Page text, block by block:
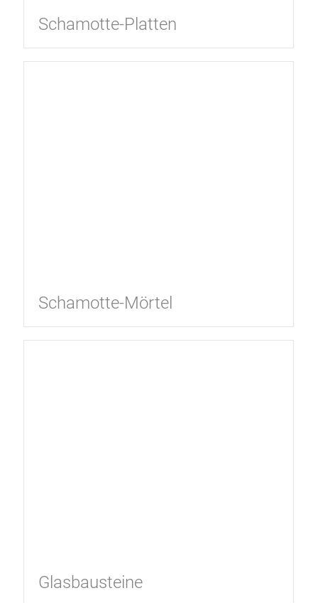
Schamotte-Platten
Schamotte-Mörtel
Glasbausteine